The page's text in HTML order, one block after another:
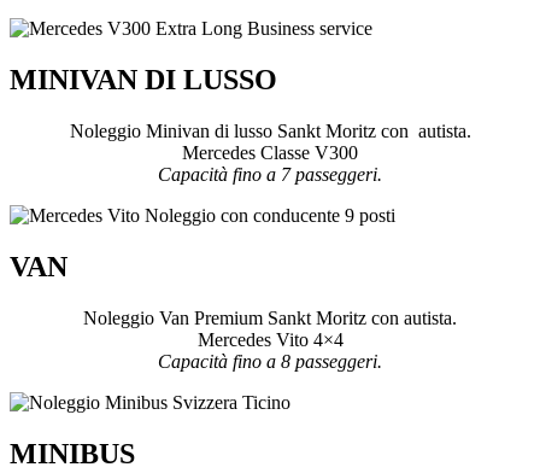
MINIVAN DI LUSSO
Noleggio Minivan di lusso Sankt Moritz con autista.
Mercedes Classe V300
Capacità fino a 7 passeggeri.
VAN
Noleggio Van Premium Sankt Moritz con autista.
Mercedes Vito 4×4
Capacità fino a 8 passeggeri.
MINIBUS